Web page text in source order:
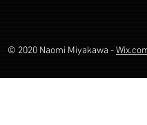
© 2020 Naomi Miyakawa -